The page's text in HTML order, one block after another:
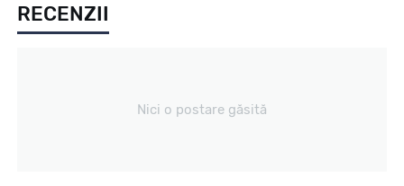
Vara
RECENZII
Nici o postare găsită